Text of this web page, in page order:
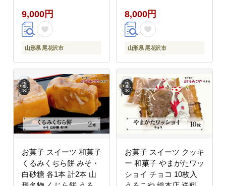
9,000円
山形県 尾花沢市
8,000円
山形県 尾花沢市
お菓子 スイーツ 和菓子
くるみくぢら餅 みそ・
白砂糖 各1本 計2本 山
お菓子 スイーツ クッキ
ー 和菓子 やまがたワッ
ショイ チョコ 10枚入